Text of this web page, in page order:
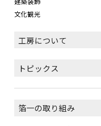
文化観光
工房について
トピックス
箔一の取り組み